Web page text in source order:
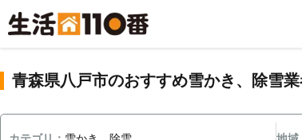
青森県八戸市のおすすめ雪かき、除雪